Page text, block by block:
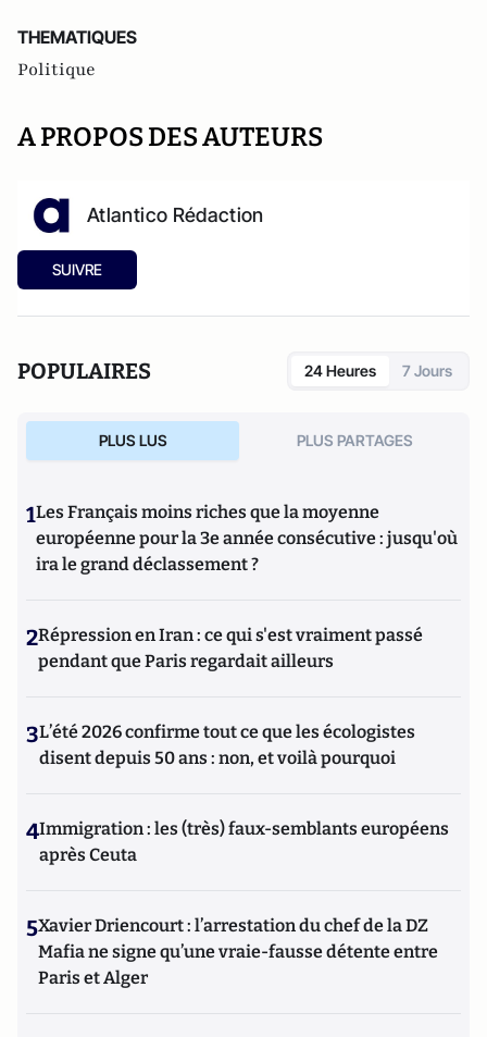
THEMATIQUES
Politique
A PROPOS DES AUTEURS
Atlantico Rédaction
SUIVRE
POPULAIRES 24 Heures 7 Jours
PLUS LUS PLUS PARTAGES
1Les Français moins riches que la moyenne
européenne pour la 3e année consécutive : jusqu'où
ira le grand déclassement ?
2Répression en Iran : ce qui s'est vraiment passé
pendant que Paris regardait ailleurs
3L’été 2026 confirme tout ce que les écologistes
disent depuis 50 ans : non, et voilà pourquoi
4Immigration : les (très) faux-semblants européens
après Ceuta
5Xavier Driencourt : l’arrestation du chef de la DZ
Mafia ne signe qu’une vraie-fausse détente entre
Paris et Alger